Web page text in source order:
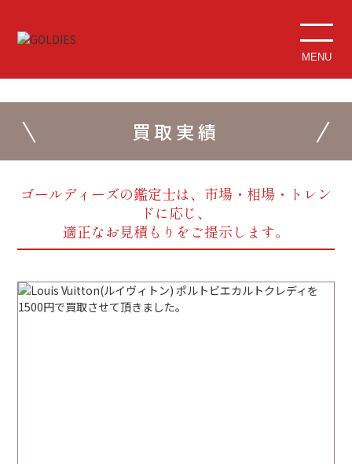
MENU
買取実績
ゴールディーズの鑑定士は、市場・相場・トレン
ドに応じ、
適正なお見積もりをご提示します。